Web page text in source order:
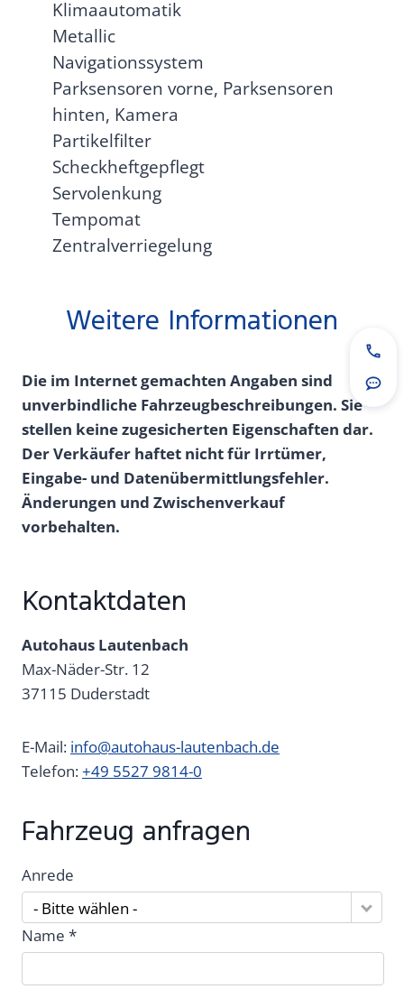
Klimaautomatik
Metallic
Navigationssystem
Parksensoren vorne, Parksensoren
hinten, Kamera
Partikelfilter
Scheckheftgepflegt
Servolenkung
Tempomat
Zentralverriegelung
Weitere Informationen
Die im Internet gemachten Angaben sind
unverbindliche Fahrzeugbeschreibungen. Sie
stellen keine zugesicherten Eigenschaften dar.
Der Verkäufer haftet nicht für Irrtümer,
Eingabe- und Datenübermittlungsfehler.
Änderungen und Zwischenverkauf
vorbehalten.
Kontaktdaten
Autohaus Lautenbach
Max-Näder-Str. 12
37115 Duderstadt
E-Mail: info@autohaus-lautenbach.de
Telefon:+49 5527 9814-0
Fahrzeug anfragen
Anrede
- Bitte wählen -
Name *